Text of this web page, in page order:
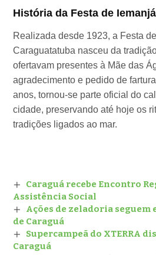
História da Festa de Iemanjá
Realizada desde 1923, a Festa
Caraguatatuba nasceu da
ofertavam presentes à Mãe das
agradecimento e pedido de
anos, tornou-se parte oficial do
cidade, preservando até hoje os
tradições ligados ao mar.
Caraguá recebe Encontro
Assistência Social
Ações de zeladoria seguem
de Caraguá
Supercampeã do XTERRA
Caraguá